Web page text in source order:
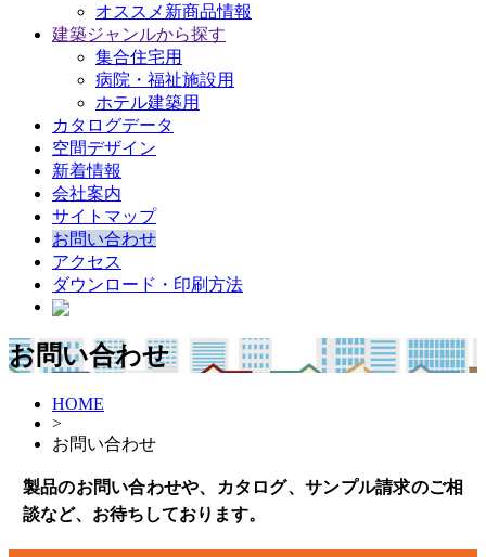
オススメ新商品情報
建築ジャンルから探す
集合住宅用
病院・福祉施設用
ホテル建築用
カタログデータ
空間デザイン
新着情報
会社案内
サイトマップ
お問い合わせ
アクセス
ダウンロード・印刷方法
お問い合わせ
HOME
>
お問い合わせ
製品のお問い合わせや、カタログ、サンプル請求のご相
談など、お待ちしております。